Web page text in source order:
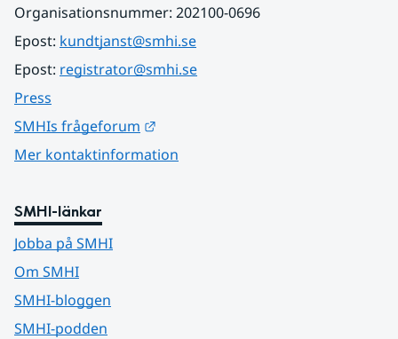
Organisationsnummer: 202100-0696
Epost: kundtjanst@smhi.se
Epost: registrator@smhi.se
Press
SMHIs frågeforum
Mer kontaktinformation
SMHI-länkar
Jobba på SMHI
Om SMHI
SMHI-bloggen
SMHI-podden